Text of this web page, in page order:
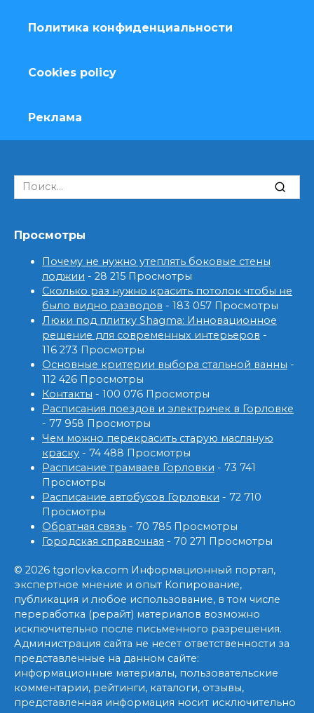
Политика конфиденциальности
Cookies policy
Реклама
Search
for:
Просмотры
Почему не нужно утеплять боковые стены
лоджии - 28 215 Просмотры
Сколько раз нужно красить потолок чтобы не
было видно разводов - 183 057 Просмотры
Люки под плитку Shagma: Инновационное
решение для современных интерьеров -
116 273 Просмотры
Основные критерии выбора стальной ванны -
112 426 Просмотры
Контакты - 100 076 Просмотры
Расписания поездов и электричек в Горловке
- 77 958 Просмотры
Чем можно перекрасить старую масляную
краску - 74 488 Просмотры
Расписание трамваев Горловки - 73 741
Просмотры
Расписание автобусов Горловки - 72 710
Просмотры
Обратная связь - 70 785 Просмотры
Городская справочная - 70 271 Просмотры
© 2026 tgorlovka.com Информационный портал,
экспертное мнение и опыт Копирование,
публикация и любое использование, в том числе
переработка (рерайт) материалов возможно
исключительно после письменного разрешения.
Администрация сайта не несет ответственности за
представленные на данном сайте:
информационные материалы, пользовательские
комментарии, рейтинги, каталоги, отзывы,
представленная информация носит исключительно